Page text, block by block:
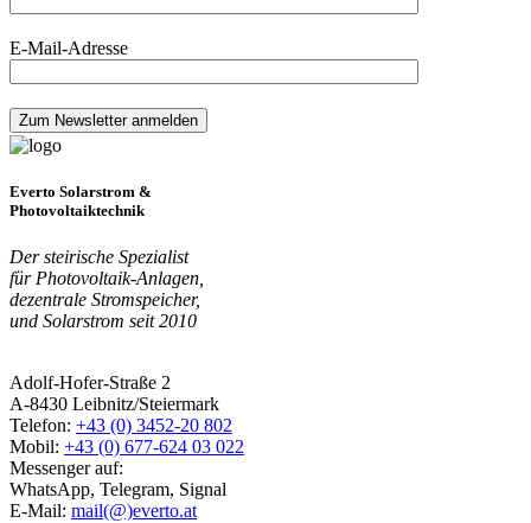
E-Mail-Adresse
Everto Solarstrom &
Photovoltaiktechnik
Der steirische Spezialist
für Photovoltaik-Anlagen,
dezentrale Stromspeicher,
und Solarstrom seit 2010
Adolf-Hofer-Straße 2
A-8430 Leibnitz/Steiermark
Telefon: +43 (0) 3452-20 802
Mobil: +43 (0) 677-624 03 022
Messenger auf:
WhatsApp, Telegram, Signal
E-Mail: mail(@)everto.at